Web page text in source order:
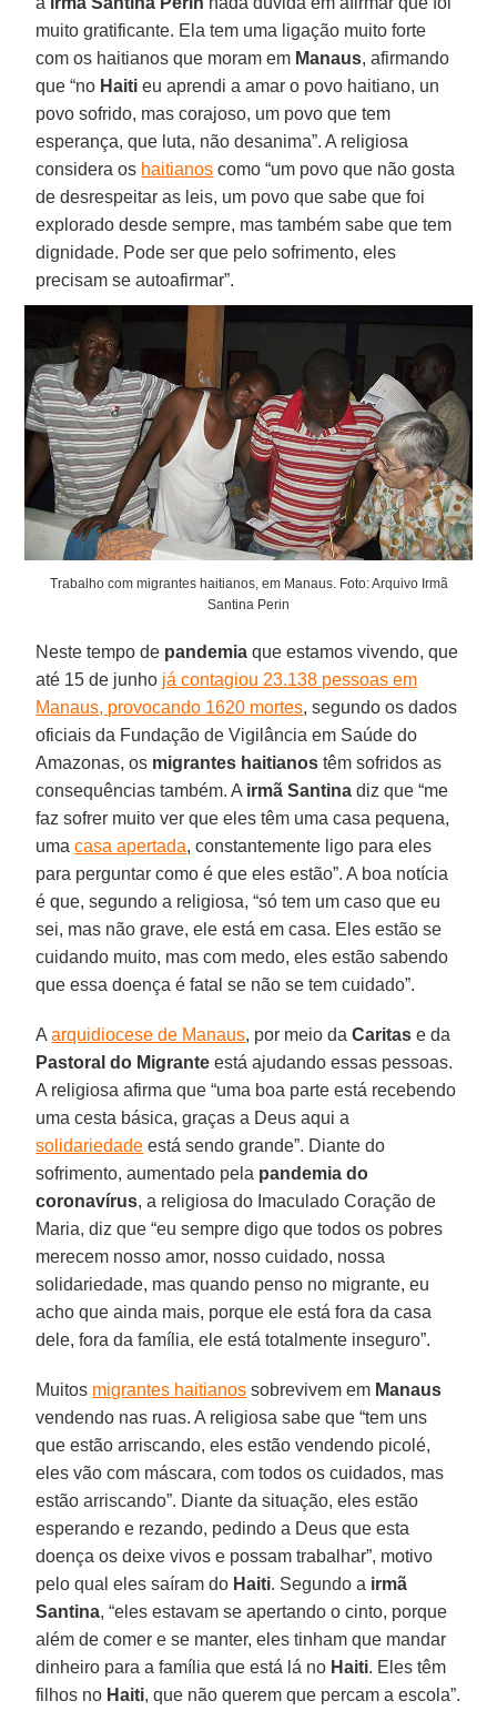
muito gratificante. Ela tem uma ligação muito forte
com os haitianos que moram em Manaus, afirmando
que “no Haiti eu aprendi a amar o povo haitiano, un
povo sofrido, mas corajoso, um povo que tem
esperança, que luta, não desanima”. A religiosa
considera os haitianos como “um povo que não gosta
de desrespeitar as leis, um povo que sabe que foi
explorado desde sempre, mas também sabe que tem
dignidade. Pode ser que pelo sofrimento, eles
precisam se autoafirmar”.
Trabalho com migrantes haitianos, em Manaus. Foto: Arquivo Irmã
Santina Perin
Neste tempo de pandemia que estamos vivendo, que
até 15 de junho já contagiou 23.138 pessoas em
Manaus, provocando 1620 mortes, segundo os dados
oficiais da Fundação de Vigilância em Saúde do
Amazonas, os migrantes haitianos têm sofridos as
consequências também. A irmã Santina diz que “me
faz sofrer muito ver que eles têm uma casa pequena,
umacasa apertada, constantemente ligo para eles
para perguntar como é que eles estão”. A boa notícia
é que, segundo a religiosa, “só tem um caso que eu
sei, mas não grave, ele está em casa. Eles estão se
cuidando muito, mas com medo, eles estão sabendo
que essa doença é fatal se não se tem cuidado”.
Aarquidiocese de Manaus, por meio daCaritas e da
Pastoral do Migrante está ajudando essas pessoas.
A religiosa afirma que “uma boa parte está recebendo
uma cesta básica, graças a Deus aqui a
solidariedade está sendo grande”. Diante do
sofrimento, aumentado pela pandemia do
coronavírus, a religiosa do Imaculado Coração de
Maria, diz que “eu sempre digo que todos os pobres
merecem nosso amor, nosso cuidado, nossa
solidariedade, mas quando penso no migrante, eu
acho que ainda mais, porque ele está fora da casa
dele, fora da família, ele está totalmente inseguro”.
Muitos migrantes haitianos sobrevivem em Manaus
vendendo nas ruas. A religiosa sabe que “tem uns
que estão arriscando, eles estão vendendo picolé,
eles vão com máscara, com todos os cuidados, mas
estão arriscando”. Diante da situação, eles estão
esperando e rezando, pedindo a Deus que esta
doença os deixe vivos e possam trabalhar”, motivo
pelo qual eles saíram do Haiti. Segundo a irmã
Santina, “eles estavam se apertando o cinto, porque
além de comer e se manter, eles tinham que mandar
dinheiro para a família que está lá no Haiti. Eles têm
filhos no Haiti, que não querem que percam a escola”.